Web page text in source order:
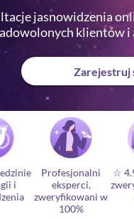
jasnowidzenia
klientów
Zarejestruj
i
Profesjonalni
eksperci,
zweryfikowani w
100%
☆